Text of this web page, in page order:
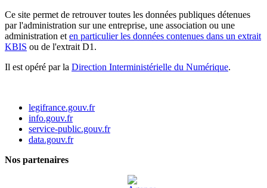
Ce site permet de retrouver toutes les données publiques détenues
par l'administration sur une entreprise, une association ou une
administration et en particulier les données contenues dans un extrait
KBIS ou de l'extrait D1.
Il est opéré par la Direction Interministérielle du Numérique.
legifrance.gouv.fr
info.gouv.fr
service-public.gouv.fr
data.gouv.fr
Nos partenaires